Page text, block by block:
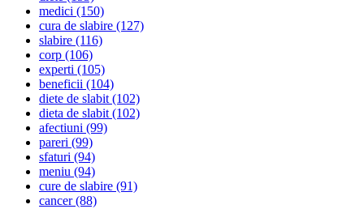
medici (150)
cura de slabire (127)
slabire (116)
corp (106)
experti (105)
beneficii (104)
diete de slabit(102)
dieta de slabit(102)
afectiuni (99)
pareri (99)
sfaturi (94)
meniu (94)
cure de slabire (91)
cancer(88)